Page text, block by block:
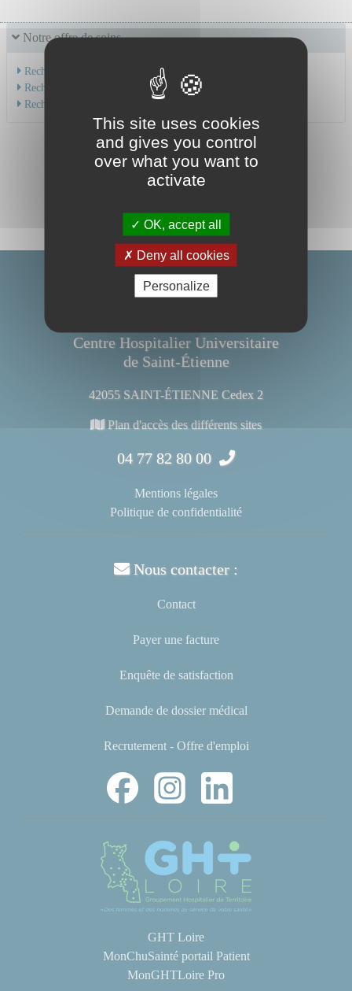
Notre offre de soins
Recherche par service
Recherche par spécialité
Recherche par médecin
Centre Hospitalier Universitaire
de Saint-Étienne
42055 SAINT-ÉTIENNE Cedex 2
Plan d'accès des différents sites
04 77 82 80 00
Mentions légales
Politique de confidentialité
Nous contacter :
Contact
Payer une facture
Enquête de satisfaction
Demande de dossier médical
Recrutement - Offre d'emploi
GHT Loire
MonChuSainté portail Patient
MonGHTLoire Pro
This site uses cookies
and gives you control
over what you want to
activate
OK, accept all
Deny all cookies
Personalize